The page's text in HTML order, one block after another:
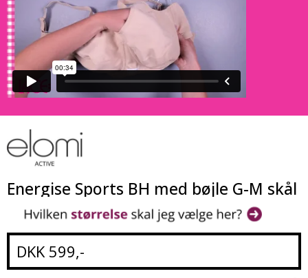
Energise Sports BH med bøjle G-M skål
DKK 599,-